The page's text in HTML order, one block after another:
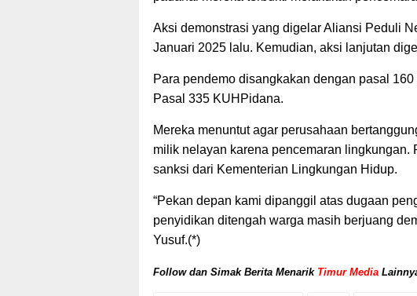
Aksi demonstrasi yang digelar Aliansi Peduli
Januari 2025 lalu. Kemudian, aksi lanjutan
Para pendemo disangkakan dengan pasal
Pasal 335 KUHPidana.
Mereka menuntut agar perusahaan
milik nelayan karena pencemaran lingkungan.
sanksi dari Kementerian Lingkungan Hidup.
“Pekan depan kami dipanggil atas dugaan
penyidikan ditengah warga masih berjuang
Yusuf.(*)
Follow dan Simak Berita Menarik Timur Media